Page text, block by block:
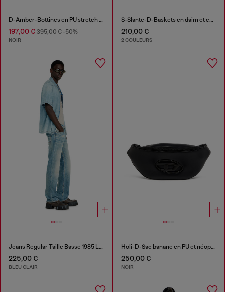
D-Amber-Bottines en PU stretch verni
197,00 € 395,00 €-50%
NOIR
S-Slante-D-Baskets en daim et cuir avec logo D
210,00 €
2 COULEURS
Jeans Regular Taille Basse 1985 Larkee
225,00 €
BLEU CLAIR
Holi-D-Sac banane en PU et néoprène
250,00 €
NOIR